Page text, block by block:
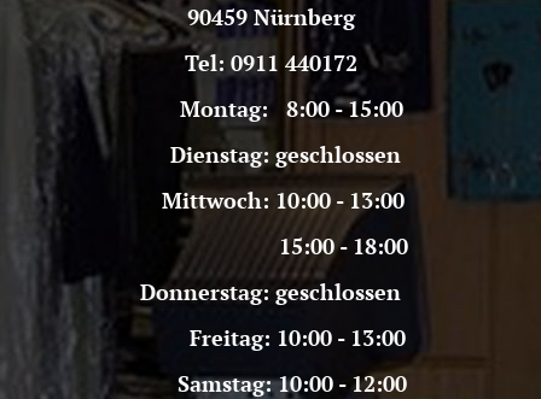
90459 Nürnberg
Tel: 0911 440172
Montag: 8:00 - 15:00
Dienstag: geschlossen
Mittwoch: 10:00 - 13:00
15:00 - 18:00
Donnerstag: geschlossen
Freitag: 10:00 - 13:00
Samstag: 10:00 - 12:00